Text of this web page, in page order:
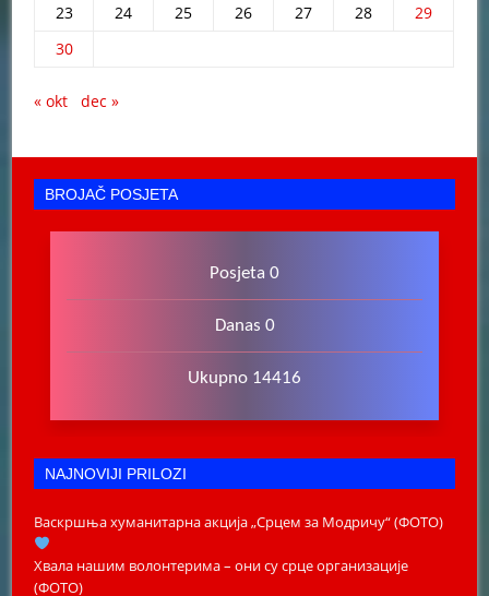
23
24 25 26 27 28
29
30
« okt dec »
BROJAČ POSJETA
Posjeta 0
Danas 0
Ukupno 14416
NAJNOVIJI PRILOZI
Васкршња хуманитарна акција „Срцем за Модричу“ (ФОТО)
Хвала нашим волонтерима – они су срце организације
(ФОТО)